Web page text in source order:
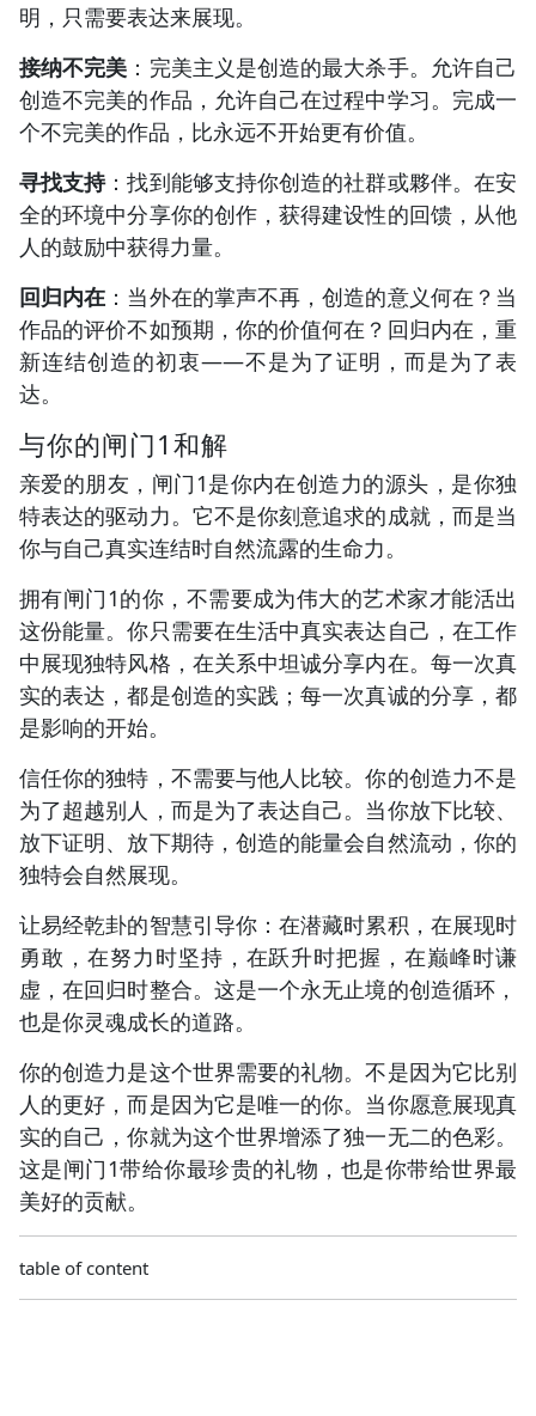
明，只需要表达来展现。
接纳不完美 ：完美主义是创造的最大杀手。允许自己
创造不完美的作品，允许自己在过程中学习。完成一
个不完美的作品，比永远不开始更有价值。
寻找支持：找到能够支持你创造的社群或夥伴。在安
全的环境中分享你的创作，获得建设性的回馈，从他
人的鼓励中获得力量。
回归内在 ：当外在的掌声不再，创造的意义何在？当
作品的评价不如预期，你的价值何在？回归内在，重
新连结创造的初衷——不是为了证明，而是为了表
达。
与你的闸门1和解
亲爱的朋友，闸门1是你内在创造力的源头，是你独
特表达的驱动力。它不是你刻意追求的成就，而是当
你与自己真实连结时自然流露的生命力。
拥有闸门1的你，不需要成为伟大的艺术家才能活出
这份能量。你只需要在生活中真实表达自己，在工作
中展现独特风格，在关系中坦诚分享内在。每一次真
实的表达，都是创造的实践；每一次真诚的分享，都
是影响的开始。
信任你的独特，不需要与他人比较。你的创造力不是
为了超越别人，而是为了表达自己。当你放下比较、
放下证明、放下期待，创造的能量会自然流动，你的
独特会自然展现。
让易经乾卦的智慧引导你：在潜藏时累积，在展现时
勇敢，在努力时坚持，在跃升时把握，在巅峰时谦
虚，在回归时整合。这是一个永无止境的创造循环，
也是你灵魂成长的道路。
你的创造力是这个世界需要的礼物。不是因为它比别
人的更好，而是因为它是唯一的你。当你愿意展现真
实的自己，你就为这个世界增添了独一无二的色彩。
这是闸门1带给你最珍贵的礼物，也是你带给世界最
美好的贡献。
table of content